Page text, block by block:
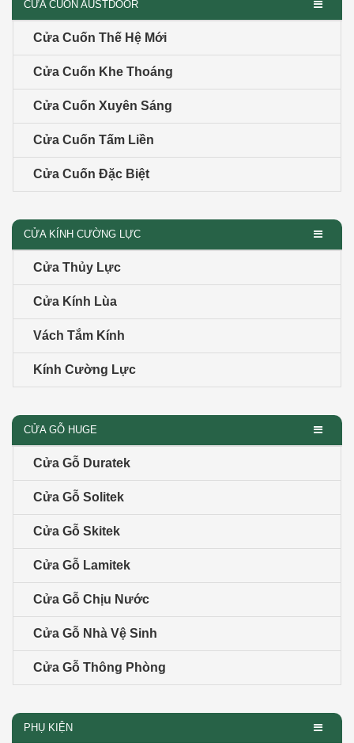
CỬA CUỐN AUSTDOOR
Cửa Cuốn Thế Hệ Mới
Cửa Cuốn Khe Thoáng
Cửa Cuốn Xuyên Sáng
Cửa Cuốn Tấm Liền
Cửa Cuốn Đặc Biệt
CỬA KÍNH CƯỜNG LỰC
Cửa Thủy Lực
Cửa Kính Lùa
Vách Tắm Kính
Kính Cường Lực
CỬA GỖ HUGE
Cửa Gỗ Duratek
Cửa Gỗ Solitek
Cửa Gỗ Skitek
Cửa Gỗ Lamitek
Cửa Gỗ Chịu Nước
Cửa Gỗ Nhà Vệ Sinh
Cửa Gỗ Thông Phòng
PHỤ KIỆN